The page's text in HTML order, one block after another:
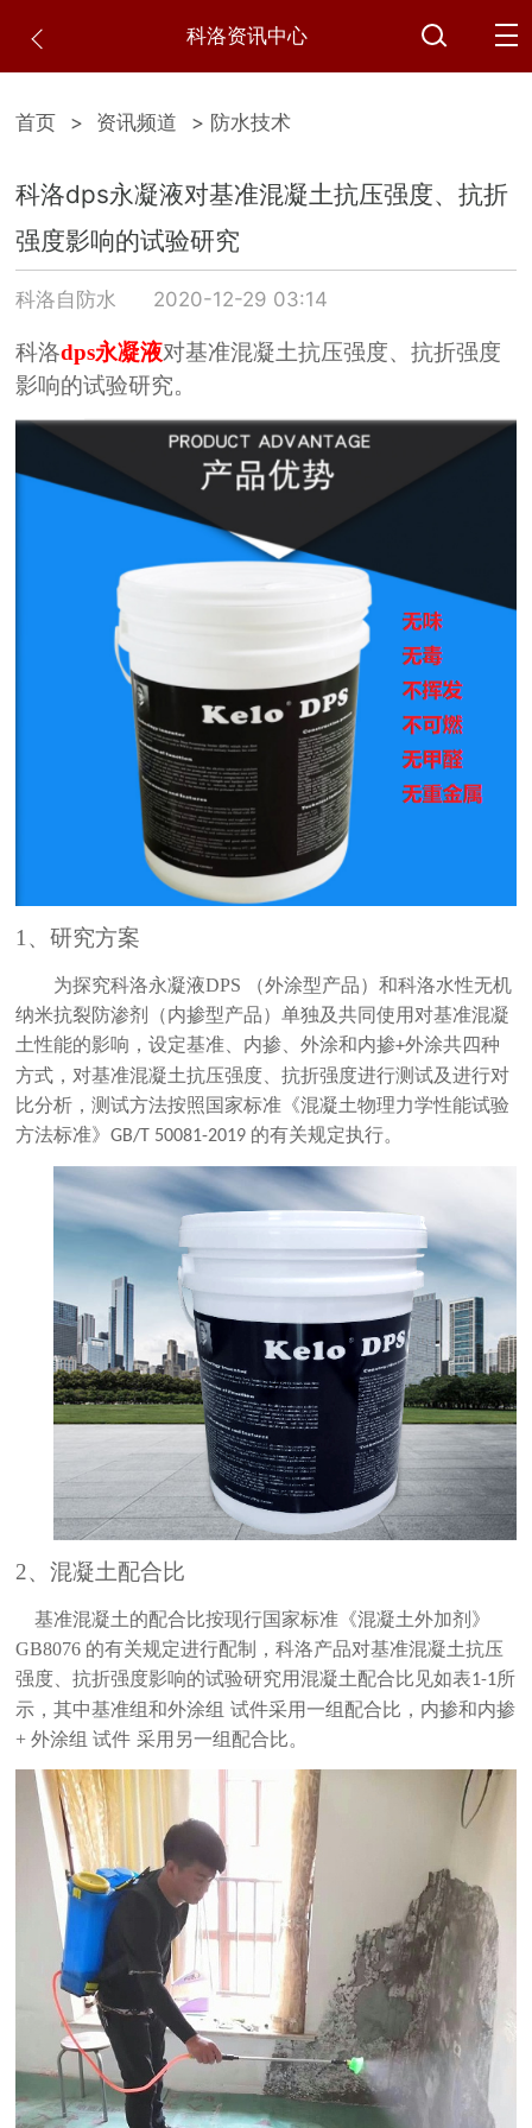
科洛资讯中心
首页 > 资讯频道 > 防水技术
科洛dps永凝液对基准混凝土抗压强度、抗折
强度影响的试验研究
科洛自防水 2020-12-29 03:14
科洛dps永凝液对基准混凝土抗压强度、抗折强度
影响的试验研究。
1、研究方案
为探究科洛永凝液DPS
（外涂型产品）和科洛水性无机
纳米抗裂防渗剂（内掺型产品）单独及共同使用对基准混凝
土性能的影响，设定基准、内掺、外涂和内掺+外涂共四种
方式，对基准混凝土抗压强度、抗折强度进行测试及进行对
比分析，测试方法按照国家标准《混凝土物理力学性能试验
方法标准》GB/T 50081-2019 的有关规定执行。
2、混凝土配合比
基准混凝土的配合比按现行国家标准《混凝土外加剂》
GB8076 的有关规定进行配制，科洛产品对基准混凝土抗压
强度、抗折强度影响的试验研究用混凝土配合比见如表1-1所
示，其中基准组和外涂组 试件采用一组配合比，内掺和内掺
+外涂组 试件 采用另一组配合比。